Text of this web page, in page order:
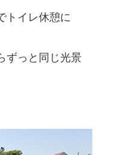
トイレ休憩に
ずっと同じ光景